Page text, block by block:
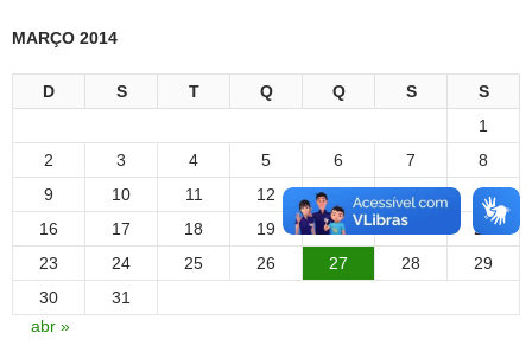
MARÇO 2014
D S T Q Q S
S
1
2
3 4 5 6 7
8
9
10 11 12 13 14
15
16
17 18 19 20 21
22
23
24 25 26 27 28
29
30
31
abr »